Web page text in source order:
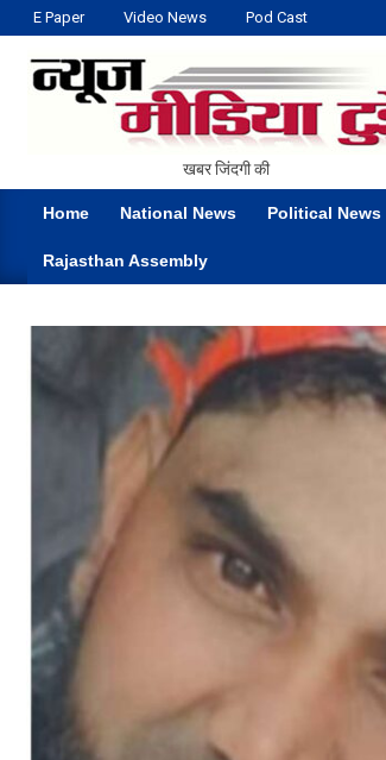
to
content
E Paper Video News Pod Cast
NEWS
MEDIA
TODAY
खबर जिंदगी की
Home National News Political News
Rajasthan Assembly